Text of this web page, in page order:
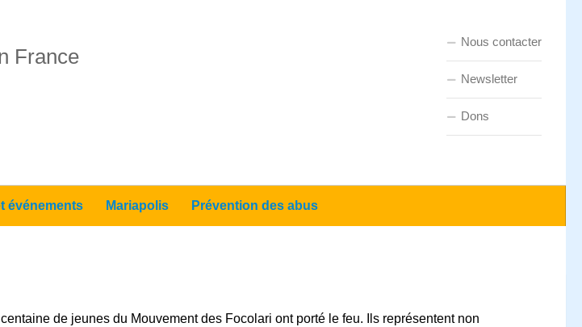
France
Nous contacter
Newsletter
Dons
événements Mariapolis Prévention des abus
de jeunes du Mouvement des Focolari ont porté le feu. Ils représentent non